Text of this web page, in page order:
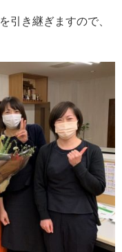
引き継ぎますので、